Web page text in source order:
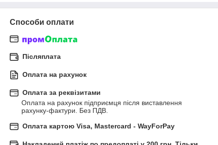
Способи оплати
Післяплата
Оплата на рахунок
Оплата за реквізитами
Оплата на рахунок підприємця після виставлення
рахунку-фактури. Без ПДВ.
Оплата картою Visa, Mastercard - WayForPay